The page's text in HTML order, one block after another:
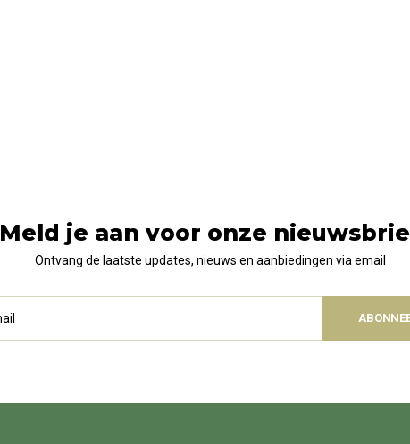
Meld je aan voor onze
Ontvang de laatste updates, nieuws en aanbiedingen via email